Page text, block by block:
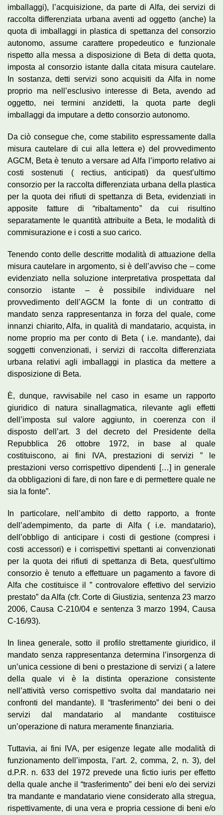
imballaggi), l’acquisizione, da parte di Alfa, dei servizi di
raccolta differenziata urbana aventi ad oggetto (anche) la
quota di imballaggi in plastica di spettanza del consorzio
autonomo, assume carattere propedeutico e funzionale
rispetto alla messa a disposizione di Beta di detta quota,
imposta al consorzio istante dalla citata misura cautelare.
In sostanza, detti servizi sono acquisiti da Alfa in nome
proprio ma nell’esclusivo interesse di Beta, avendo ad
oggetto, nei termini anzidetti, la quota parte degli
imballaggi da imputare a detto consorzio autonomo.
Da ciò consegue che, come stabilito espressamente dalla
misura cautelare di cui alla lettera e) del provvedimento
AGCM, Beta è tenuto a versare ad Alfa l’importo relativo ai
costi sostenuti ( rectius, anticipati) da quest’ultimo
consorzio per la raccolta differenziata urbana della plastica
per la quota dei rifiuti di spettanza di Beta, evidenziati in
apposite fatture di “ribaltamento” da cui risultino
separatamente le quantità attribuite a Beta, le modalità di
commisurazione e i costi a suo carico.
Tenendo conto delle descritte modalità di attuazione della
misura cautelare in argomento, si è dell’avviso che – come
evidenziato nella soluzione interpretativa prospettata dal
consorzio istante – è possibile individuare nel
provvedimento dell’AGCM la fonte di un contratto di
mandato senza rappresentanza in forza del quale, come
innanzi chiarito, Alfa, in qualità di mandatario, acquista, in
nome proprio ma per conto di Beta ( i.e. mandante), dai
soggetti convenzionati, i servizi di raccolta differenziata
urbana relativi agli imballaggi in plastica da mettere a
disposizione di Beta.
È, dunque, ravvisabile nel caso in esame un rapporto
giuridico di natura sinallagmatica, rilevante agli effetti
dell’imposta sul valore aggiunto, in coerenza con il
disposto dell’art. 3 del decreto del Presidente della
Repubblica 26 ottobre 1972, in base al quale
costituiscono, ai fini IVA, prestazioni di servizi ” le
prestazioni verso corrispettivo dipendenti […] in generale
da obbligazioni di fare, di non fare e di permettere quale ne
sia la fonte”.
In particolare, nell’ambito di detto rapporto, a fronte
dell’adempimento, da parte di Alfa ( i.e. mandatario),
dell’obbligo di anticipare i costi di gestione (compresi i
costi accessori) e i corrispettivi spettanti ai convenzionati
per la quota dei rifiuti di spettanza di Beta, quest’ultimo
consorzio è tenuto a effettuare un pagamento a favore di
Alfa che costituisce il ” controvalore effettivo del servizio
prestato” da Alfa (cfr. Corte di Giustizia, sentenza 23 marzo
2006, Causa C-210/04 e sentenza 3 marzo 1994, Causa
C-16/93).
In linea generale, sotto il profilo strettamente giuridico, il
mandato senza rappresentanza determina l’insorgenza di
un’unica cessione di beni o prestazione di servizi ( a latere
della quale vi è la distinta operazione consistente
nell’attività verso corrispettivo svolta dal mandatario nei
confronti del mandante). Il “trasferimento” dei beni o dei
servizi dal mandatario al mandante costituisce
un’operazione di natura meramente finanziaria.
Tuttavia, ai fini IVA, per esigenze legate alle modalità di
funzionamento dell’imposta, l’art. 2, comma, 2, n. 3), del
d.P.R. n. 633 del 1972 prevede una fictio iuris per effetto
della quale anche il “trasferimento” dei beni e/o dei servizi
tra mandante e mandatario viene considerato alla stregua,
rispettivamente, di una vera e propria cessione di beni e/o